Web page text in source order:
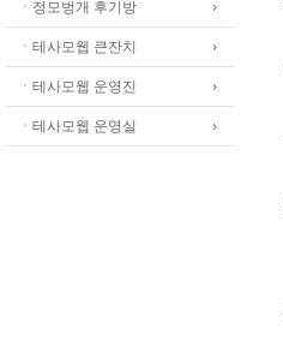
ㆍ정모벙개 후기방
ㆍ테사모웹 큰잔치
ㆍ테사모웹 운영진
ㆍ테사모웹 운영실